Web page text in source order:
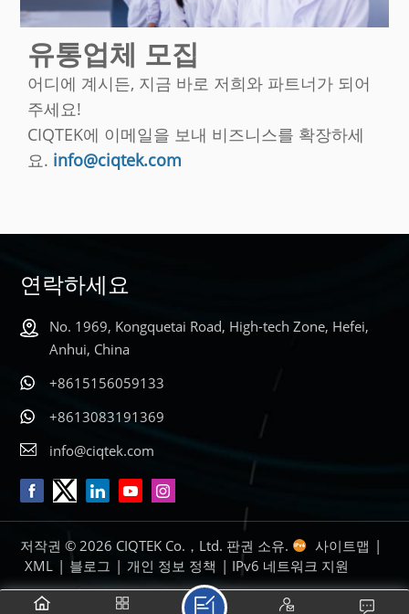
유통업체 모집
어디에 계시든, 지금 바로 저희와 파트너가 되어
주세요!
CIQTEK에 이메일을 보내 비즈니스를 확장하세
요. info@ciqtek.com
연락하세요
No. 1969, Kongquetai Road, High-tech Zone, Hefei,
Anhui, China
+8615156059133
+8613083191369
info@ciqtek.com
저작권 © 2026 CIQTEK Co.，Ltd. 판권 소유. 사이트맵 |
XML | 블로그 | 개인 정보 정책 | IPv6 네트워크 지원